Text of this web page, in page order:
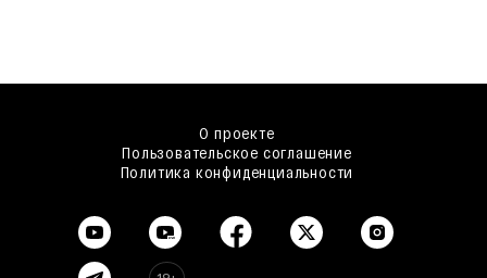
О проекте
Пользовательское соглашение
Политика конфиденциальности